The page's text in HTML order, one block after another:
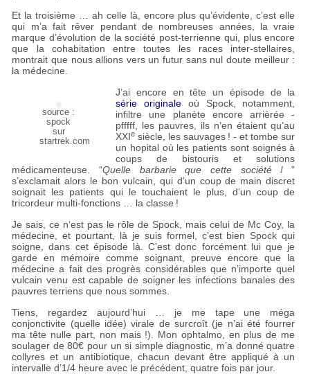
Et la troisième … ah celle là, encore plus qu’évidente, c’est elle
qui m’a fait rêver pendant de nombreuses années, la vraie
marque d’évolution de la société post-terrienne qui, plus encore
que la cohabitation entre toutes les races inter-stellaires,
montrait que nous allions vers un futur sans nul doute meilleur :
la médecine.
source :
spock
sur
startrek.com
J’ai encore en tête un épisode de la
série originale où Spock, notamment,
infiltre une planète encore arrièrée -
pfffff, les pauvres, ils n’en étaient qu’au
XXIe siècle, les sauvages ! - et tombe sur
un hopital où les patients sont soignés à
coups de bistouris et solutions
médicamenteuse. “Quelle barbarie que cette société !”
s’exclamait alors le bon vulcain, qui d’un coup de main discret
soignait les patients qui le touchaient le plus, d’un coup de
tricordeur multi-fonctions … la classe !
Je sais, ce n’est pas le rôle de Spock, mais celui de Mc Coy, la
médecine, et pourtant, là je suis formel, c’est bien Spock qui
soigne, dans cet épisode là. C’est donc forcément lui que je
garde en mémoire comme soignant, preuve encore que la
médecine a fait des progrès considérables que n’importe quel
vulcain venu est capable de soigner les infections banales des
pauvres terriens que nous sommes.
Tiens, regardez aujourd’hui … je me tape une méga
conjonctivite (quelle idée) virale de surcroît (je n’ai été fourrer
ma tête nulle part, non mais !). Mon ophtalmo, en plus de me
soulager de 80€ pour un si simple diagnostic, m’a donné quatre
collyres et un antibiotique, chacun devant être appliqué à un
intervalle d’1/4 heure avec le précédent, quatre fois par jour.